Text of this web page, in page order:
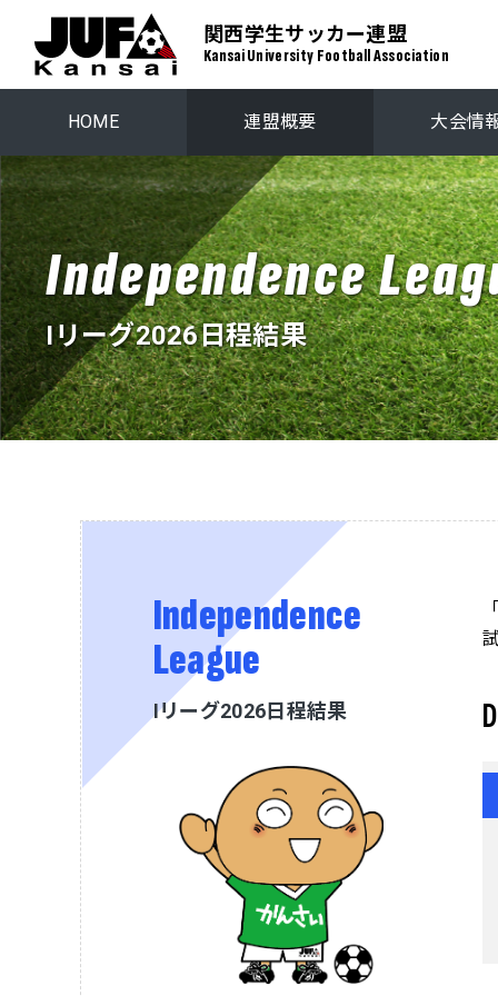
関西学生サッカー連盟
Kansai University Football Association
HOME 連盟概要 大会情
関西学生リーグ プレーオ
関西ステップアップリーグ 関西学生
Independence
Iリーグ2026日程結果
Independence
League
Iリーグ2026日程結果